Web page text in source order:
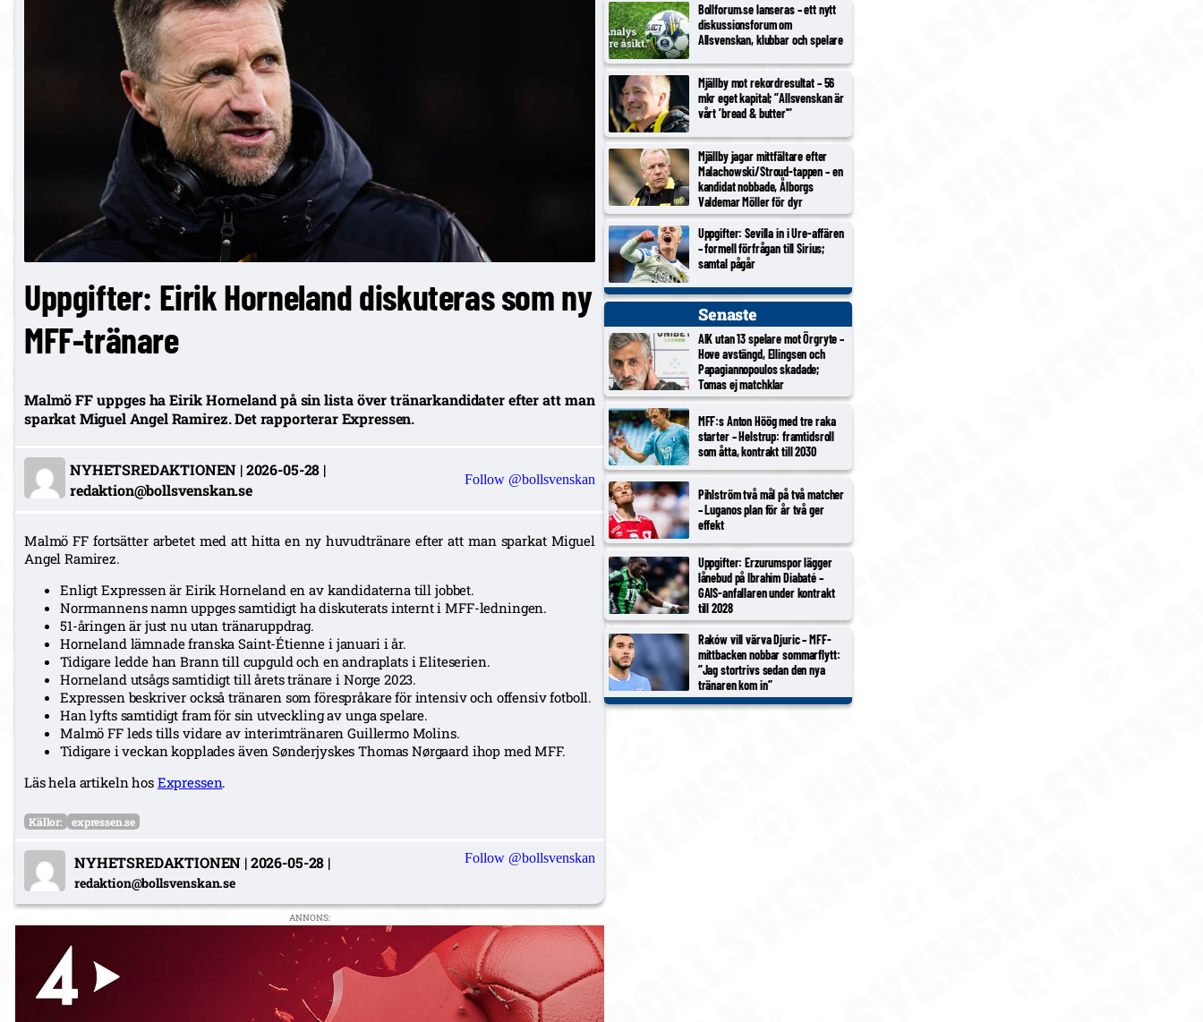
Uppgifter: Eirik Horneland diskuteras som ny
MFF-tränare
Malmö FF uppges ha Eirik Horneland på sin lista över tränarkandidater efter att man
sparkat Miguel Angel Ramirez. Det rapporterar Expressen.
NYHETSREDAKTIONEN |2026-05-28 |
redaktion@bollsvenskan.se
Follow @bollsvenskan
Malmö FF fortsätter arbetet med att hitta en ny huvudtränare efter att man sparkat Miguel
Angel Ramirez.
Enligt Expressen är Eirik Horneland en av kandidaterna till jobbet.
Norrmannens namn uppges samtidigt ha diskuterats internt i MFF-ledningen.
51-åringen är just nu utan tränaruppdrag.
Horneland lämnade franska Saint-Étienne i januari i år.
Tidigare ledde han Brann till cupguld och en andraplats i Eliteserien.
Horneland utsågs samtidigt till årets tränare i Norge 2023.
Expressen beskriver också tränaren som förespråkare för intensiv och offensiv fotboll.
Han lyfts samtidigt fram för sin utveckling av unga spelare.
Malmö FF leds tills vidare av interimtränaren Guillermo Molins.
Tidigare i veckan kopplades även Sønderjyskes Thomas Nørgaard ihop med MFF.
Läs hela artikeln hos Expressen.
Källor: expressen.se
NYHETSREDAKTIONEN |2026-05-28 |
redaktion@bollsvenskan.se
Follow @bollsvenskan
ANNONS:
Bollforum.se lanseras – ett nytt
diskussionsforum om
Allsvenskan, klubbar och spelare
Mjällby mot rekordresultat – 56
mkr eget kapital; ”Allsvenskan är
vårt ’bread & butter'”
Mjällby jagar mittfältare efter
Malachowski/Stroud-tappen – en
kandidat nobbade, Ålborgs
Valdemar Möller för dyr
Uppgifter: Sevilla in i Ure-affären
– formell förfrågan till Sirius;
samtal pågår
Senaste
AIK utan 13 spelare mot Örgryte –
Hove avstängd, Ellingsen och
Papagiannopoulos skadade;
Tomas ej matchklar
MFF:s Anton Höög med tre raka
starter – Helstrup: framtidsroll
som åtta, kontrakt till 2030
Pihlström två mål på två matcher
– Luganos plan för år två ger
effekt
Uppgifter: Erzurumspor lägger
lånebud på Ibrahim Diabaté –
GAIS-anfallaren under kontrakt
till 2028
Raków vill värva Djuric – MFF-
mittbacken nobbar sommarflytt:
”Jag stortrivs sedan den nya
tränaren kom in”